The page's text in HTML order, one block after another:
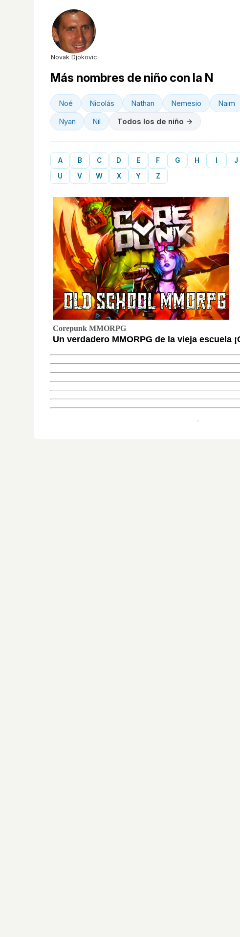
Novak Djokovic
Más nombres de niño con la N
Noé Nicolás Nathan Nemesio Naim
Nyan
Nil Todos los de niño →
A B C D E F G H J
U
V W X Y Z
Corepunk MMORPG
Un verdadero MMORPG de la vieja escuela